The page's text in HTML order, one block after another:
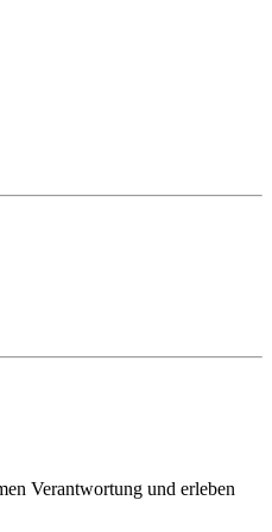
Verantwortung und erleben